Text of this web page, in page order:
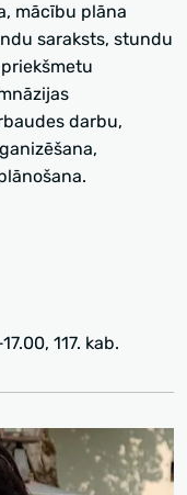
mācību plāna
saraksts, stundu
darbu,
117. kab.